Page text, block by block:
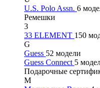
U.S. Polo Assn. 6
Ремешки
3
33 ELEMENT 150
G
Guess 52 модели
Guess Connect 5
Подарочные
М